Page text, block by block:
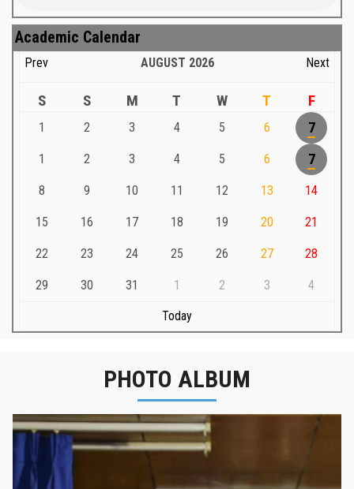
Academic Calendar
Prev AUGUST 2026 Next
S S M T W T F
1 2 3 4 5 6 7
1 2 3 4 5 6 7
8 9 10 11 12 13 14
15 16 17 18 19 20 21
22 23 24 25 26 27 28
29 30 31 1 2 3 4
Today
PHOTO ALBUM